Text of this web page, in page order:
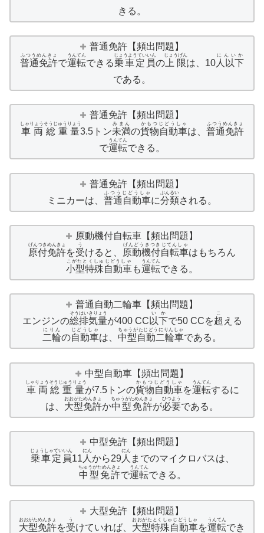
きる。
普通免許【頻出問題】
普通免許
ふつうめんきょ
で運転
うんてん
できる乗車定員
じょうようていいん
の 上限
じょうげん
は、10 人以下
にんいか
である。
普通免許【頻出問題】
車両総重量
しゃりょうそうじゅうりょう
3.5トン未満
みまん
の貨物自動車
かもつじどうしゃ
は、 普通免許
ふつうめんきょ
で運転
うんてん
できる。
普通免許【頻出問題】
ミニカーは、 普通自動車
ふつうじどうしゃ
に分類
ぶんるい
される。
原動機付自転車【頻出問題】
原付免許
げんつきめんきょ
を受
う
けると、 原動機付自転車
げんどうきつきじてんしゃ
はもちろん
小型特殊自動車
こがたとくしゅじどうしゃ
も運転
うんてん
できる。
普通自動二輪車【頻出問題】
エンジンの総
そう
排気量
はいきりょう
が400 CC以下
いか
で50 CCを超
こ
える
二輪
にりん
の自動車
じどうしゃ
は、 中型自動二輪車
ちゅうがたじどうにりんしゃ
である。
中型自動車【頻出問題】
車両
しゃりょう
総重量
そうじゅうりょう
が7.5トンの貨物自動車
かもつじどうしゃ
を運転
うんてん
するに
は、 大型免許
おおがためんきょ
か中型免許
ちゅうがためんきょ
が必要
ひつよう
である。
中型免許【頻出問題】
乗車定員
じょうしゃていいん
11 人
にん
から29人
にん
までのマイクロバスは、
中型免許
ちゅうがためんきょ
で運転
うんてん
できる。
大型免許【頻出問題】
大型免許
おおがためんきょ
を受
う
けていれば、 大型特殊自動車
おおがたとくしゅじどうしゃ
を運転
うんてん
でき